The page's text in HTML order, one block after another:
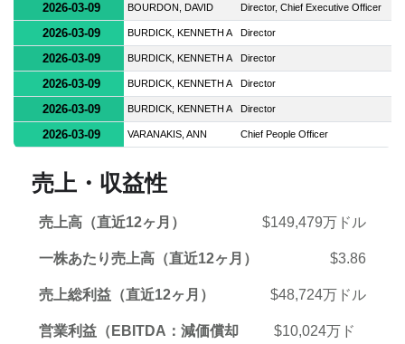
2026-03-09 BOURDON, DAVID Director, Chief Executive Officer
2026-03-09 BURDICK, KENNETH A Director
2026-03-09 BURDICK, KENNETH A Director
2026-03-09 BURDICK, KENNETH A Director
2026-03-09 BURDICK, KENNETH A Director
2026-03-09 VARANAKIS, ANN Chief People Officer
売上・収益性
売上高（直近12ヶ月） $149,479万ドル
一株あたり売上高（直近12ヶ月） $3.86
売上総利益（直近12ヶ月） $48,724万ドル
営業利益（EBITDA：減価償却
$10,024万ド